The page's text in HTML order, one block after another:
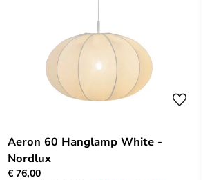
Aeron 60 Hanglamp White -
Nordlux
€ 76,00